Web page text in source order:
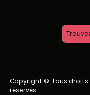
Copyright ©. Tous droits
réservés